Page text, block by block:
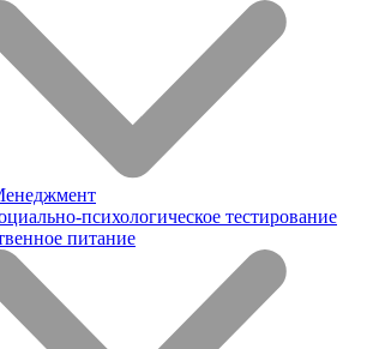
психологическое тестирование
питание